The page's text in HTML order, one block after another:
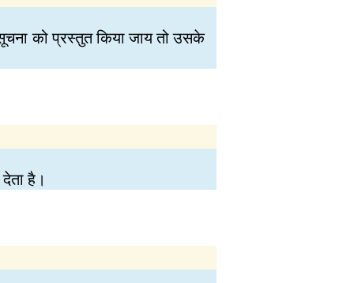
को प्रस्‍तुत किया जाय तो उसके
है।